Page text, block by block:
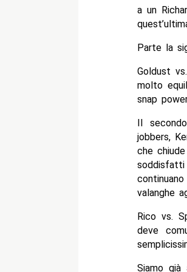
a un
Parte la
Goldust
molto
snap
Il
jobbers,
che
valanghe
Rico vs.
deve
Siamo